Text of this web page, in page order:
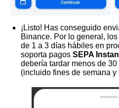
¡Listo! Has conseguido
Binance. Por lo general,
de 1 a 3 días hábiles en
soporta pagosSEPA
debería tardar menos de
(incluido fines de semana y